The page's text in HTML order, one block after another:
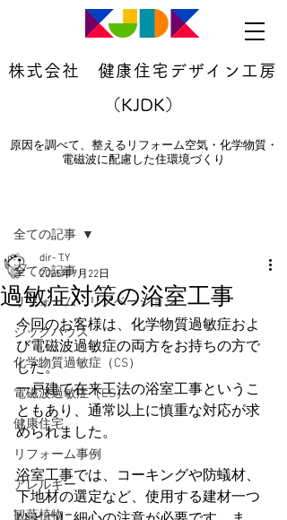
株式会社 健康住宅デザイン工房
（KJDK）
原因を調べて、整えるリフォーム空気・化学物質・
電磁波に配慮した住環境づくり
全ての記事
リフォーム・リノベーション
シックハウス
化学物質過敏症（CS）
電磁波過敏症（ES）
健康住宅
リフォーム事例
アレルギー
観葉植物
全ての記事
過敏症対策の浴室工事
dir- T.Y
2025年7月22日
今回のお客様は、化学物質過敏症およ
び電磁波過敏症の両方をお持ちの方で
した。
一戸建て在来工法の浴室工事というこ
ともあり、通常以上に慎重な対応が求
められました。
浴室工事では、コーキングや防蟻材、
下地材の選定など、使用する建材一つ